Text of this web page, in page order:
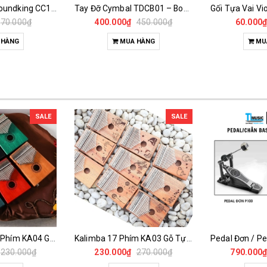
70.000₫
400.000₫ 450.000₫
MUA HÀNG
60.000₫
SALE
230.000₫
SALE
230.000₫ 270.000₫ 790.000₫